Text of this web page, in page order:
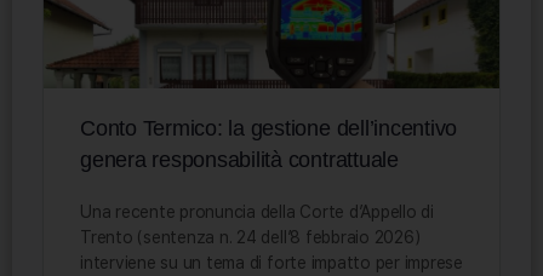
Conto Termico: la gestione dell’incentivo
genera responsabilità contrattuale
Una recente pronuncia della Corte d’Appello di
Trento (sentenza n. 24 dell’8 febbraio 2026)
interviene su un tema di forte impatto per imprese